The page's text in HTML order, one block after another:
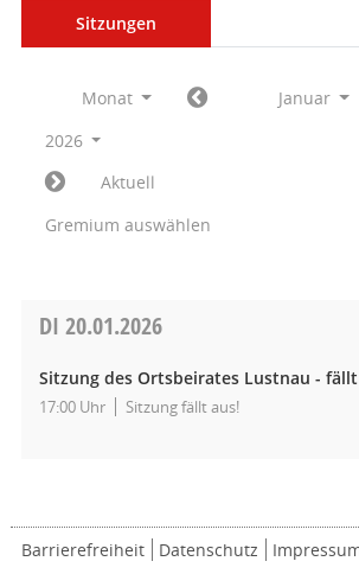
Sitzungen
Monat
Januar
2026
Aktuell
Gremium auswählen
DI 20.01.2026
Sitzung des Ortsbeirates Lustnau -
17:00 Uhr Sitzung fällt aus!
Barrierefreiheit Datenschutz